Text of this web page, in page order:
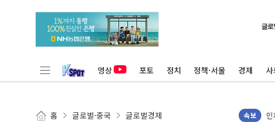
영상 포토 정치 정책·서울 경제 사
홈 글로벌·중국 글로벌경제 속보
연
中